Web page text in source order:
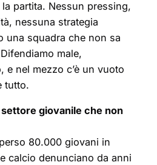
partita. Nessun pressing,
nessuna strategia
una squadra che non sa
male,
e nel mezzo c’è un vuoto
tutto.
giovanile che non
80.000 giovani in
calcio denunciano da anni